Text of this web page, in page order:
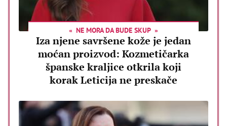
NE MORA DA BUDE SKUP
Iza njene savršene kože je jedan
moćan proizvod: Kozmetičarka
španske kraljice otkrila koji
korak Leticija ne preskače